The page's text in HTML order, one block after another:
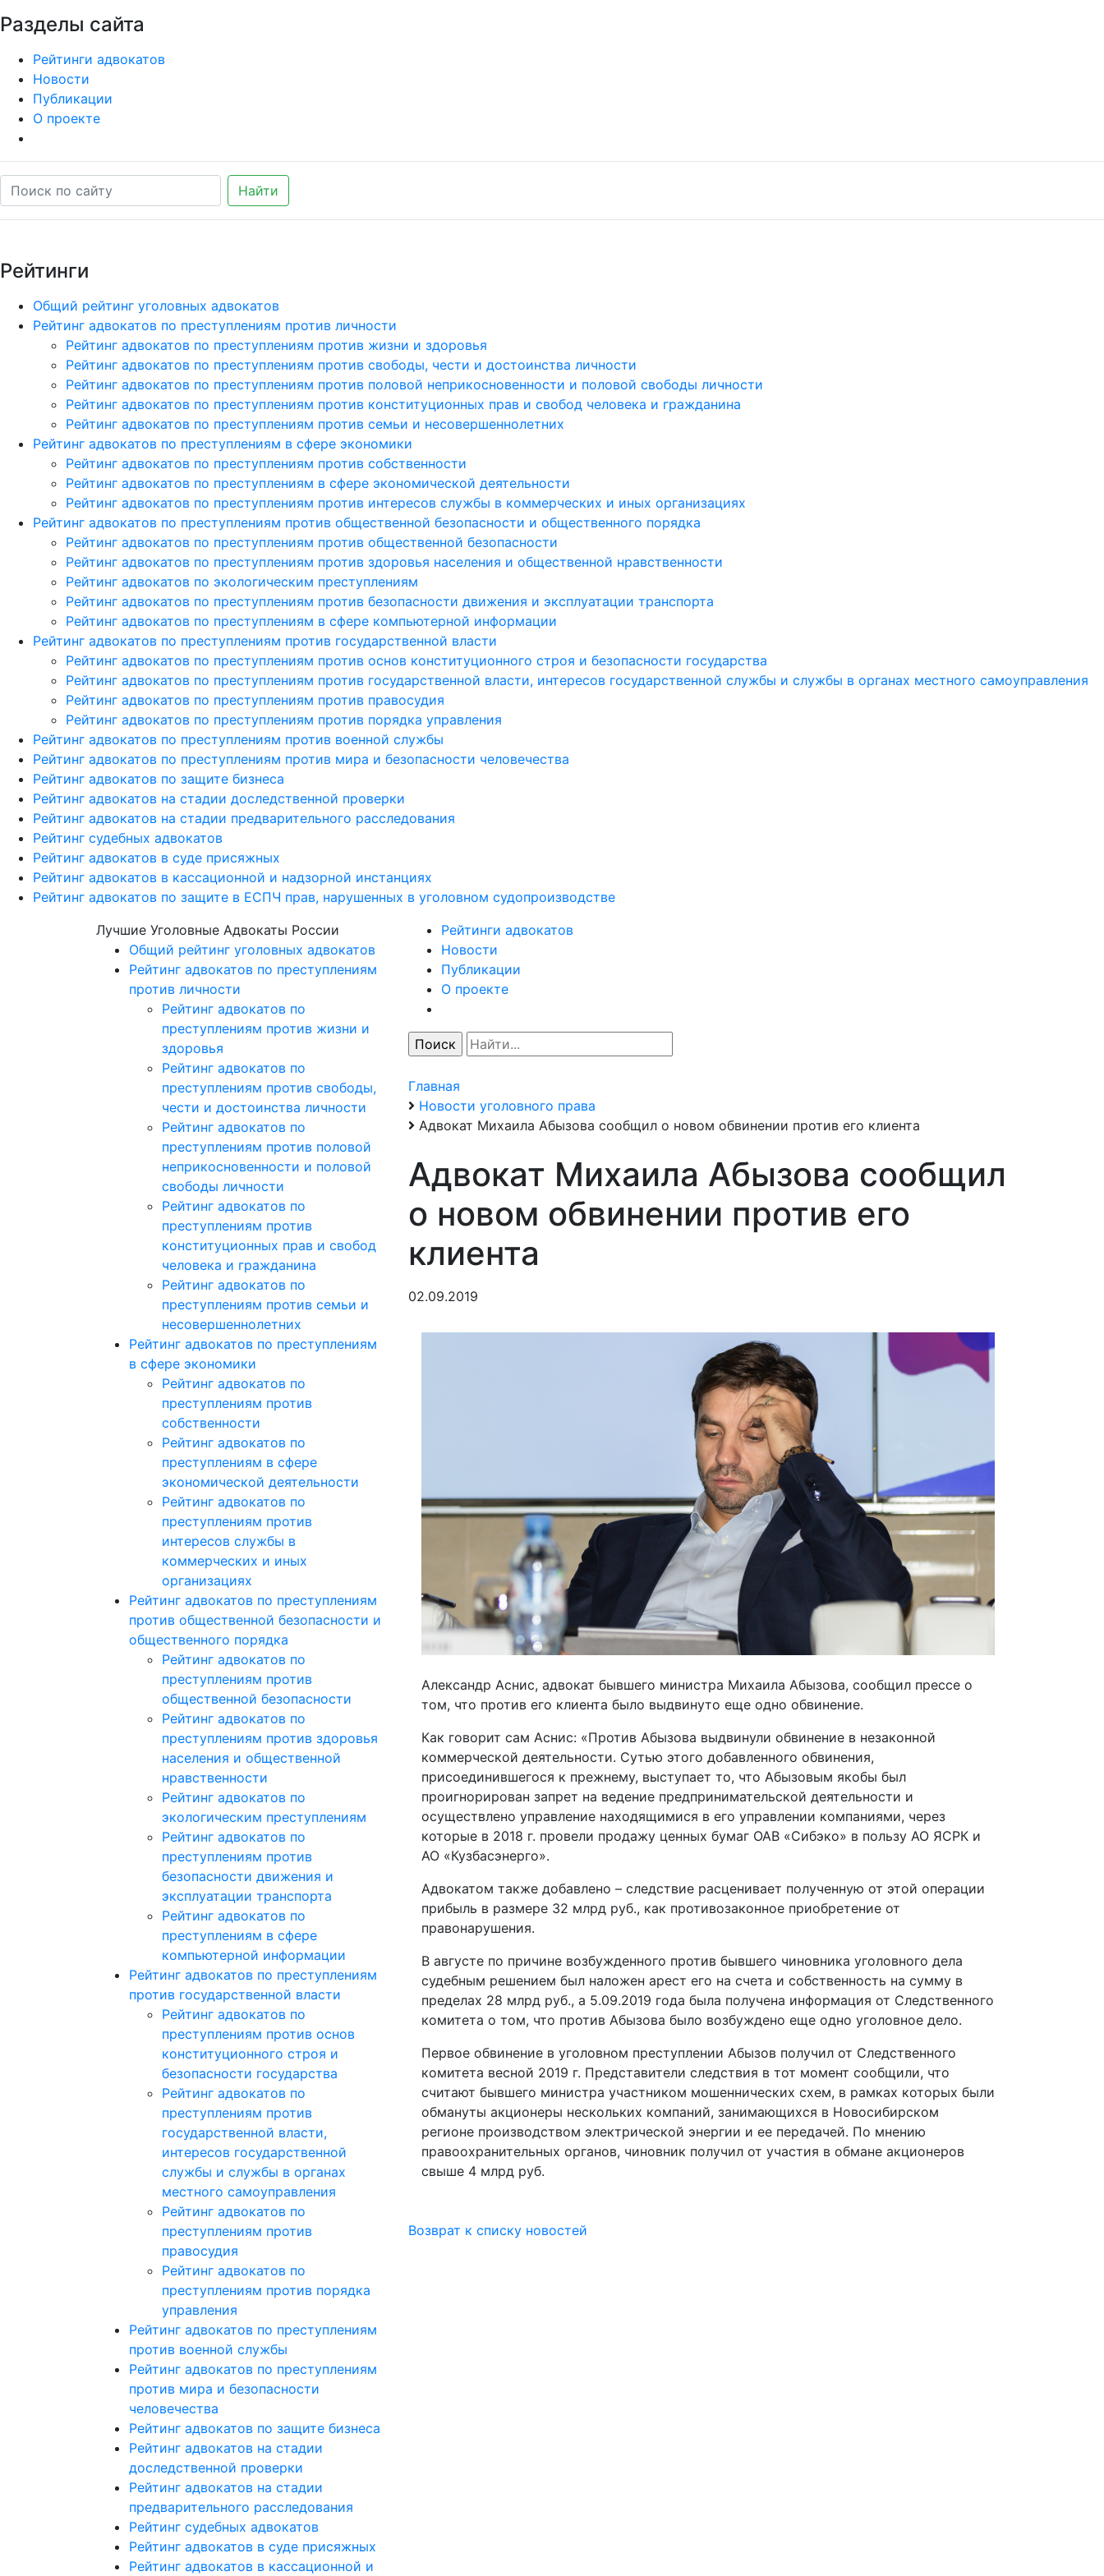
Разделы сайта
Рейтинги адвокатов
Новости
Публикации
О проекте
Найти
Рейтинги
Общий рейтинг уголовных адвокатов
Рейтинг адвокатов по преступлениям против личности
Рейтинг адвокатов по преступлениям против жизни и здоровья
Рейтинг адвокатов по преступлениям против свободы, чести и достоинства личности
Рейтинг адвокатов по преступлениям против половой неприкосновенности и половой свободы личности
Рейтинг адвокатов по преступлениям против конституционных прав и свобод человека и гражданина
Рейтинг адвокатов по преступлениям против семьи и несовершеннолетних
Рейтинг адвокатов по преступлениям в сфере экономики
Рейтинг адвокатов по преступлениям против собственности
Рейтинг адвокатов по преступлениям в сфере экономической деятельности
Рейтинг адвокатов по преступлениям против интересов службы в коммерческих и иных организациях
Рейтинг адвокатов по преступлениям против общественной безопасности и общественного порядка
Рейтинг адвокатов по преступлениям против общественной безопасности
Рейтинг адвокатов по преступлениям против здоровья населения и общественной нравственности
Рейтинг адвокатов по экологическим преступлениям
Рейтинг адвокатов по преступлениям против безопасности движения и эксплуатации транспорта
Рейтинг адвокатов по преступлениям в сфере компьютерной информации
Рейтинг адвокатов по преступлениям против государственной власти
Рейтинг адвокатов по преступлениям против основ конституционного строя и безопасности государства
Рейтинг адвокатов по преступлениям против государственной власти, интересов государственной службы и службы в органах местного самоуправления
Рейтинг адвокатов по преступлениям против правосудия
Рейтинг адвокатов по преступлениям против порядка управления
Рейтинг адвокатов по преступлениям против военной службы
Рейтинг адвокатов по преступлениям против мира и безопасности человечества
Рейтинг адвокатов по защите бизнеса
Рейтинг адвокатов на стадии доследственной проверки
Рейтинг адвокатов на стадии предварительного расследования
Рейтинг судебных адвокатов
Рейтинг адвокатов в суде присяжных
Рейтинг адвокатов в кассационной и надзорной инстанциях
Рейтинг адвокатов по защите в ЕСПЧ прав, нарушенных в уголовном судопроизводстве
Лучшие Уголовные Адвокаты России
Общий рейтинг уголовных адвокатов
Рейтинг адвокатов по преступлениям
против личности
Рейтинг адвокатов по
преступлениям против жизни и
здоровья
Рейтинг адвокатов по
преступлениям против свободы,
чести и достоинства личности
Рейтинг адвокатов по
преступлениям против половой
неприкосновенности и половой
свободы личности
Рейтинг адвокатов по
преступлениям против
конституционных прав и свобод
человека и гражданина
Рейтинг адвокатов по
преступлениям против семьи и
несовершеннолетних
Рейтинг адвокатов по преступлениям
в сфере экономики
Рейтинг адвокатов по
преступлениям против
собственности
Рейтинг адвокатов по
преступлениям в сфере
экономической деятельности
Рейтинг адвокатов по
преступлениям против
интересов службы в
коммерческих и иных
организациях
Рейтинг адвокатов по преступлениям
против общественной безопасности и
общественного порядка
Рейтинг адвокатов по
преступлениям против
общественной безопасности
Рейтинг адвокатов по
преступлениям против здоровья
населения и общественной
нравственности
Рейтинг адвокатов по
экологическим преступлениям
Рейтинг адвокатов по
преступлениям против
безопасности движения и
эксплуатации транспорта
Рейтинг адвокатов по
преступлениям в сфере
компьютерной информации
Рейтинг адвокатов по преступлениям
против государственной власти
Рейтинг адвокатов по
преступлениям против основ
конституционного строя и
безопасности государства
Рейтинг адвокатов по
преступлениям против
государственной власти,
интересов государственной
службы и службы в органах
местного самоуправления
Рейтинг адвокатов по
преступлениям против
правосудия
Рейтинг адвокатов по
преступлениям против порядка
управления
Рейтинг адвокатов по преступлениям
против военной службы
Рейтинг адвокатов по преступлениям
против мира и безопасности
человечества
Рейтинг адвокатов по защите бизнеса
Рейтинг адвокатов на стадии
доследственной проверки
Рейтинг адвокатов на стадии
предварительного расследования
Рейтинг судебных адвокатов
Рейтинг адвокатов в суде присяжных
Рейтинг адвокатов в кассационной и
Рейтинги адвокатов
Новости
Публикации
О проекте
Главная
Новости уголовного права
Адвокат Михаила Абызова сообщил о новом обвинении против его клиента
Адвокат Михаила Абызова сообщил
о новом обвинении против его
клиента
02.09.2019
Александр Аснис, адвокат бывшего министра Михаила Абызова, сообщил прессе о
том, что против его клиента было выдвинуто еще одно обвинение.
Как говорит сам Аснис: «Против Абызова выдвинули обвинение в незаконной
коммерческой деятельности. Сутью этого добавленного обвинения,
присоединившегося к прежнему, выступает то, что Абызовым якобы был
проигнорирован запрет на ведение предпринимательской деятельности и
осуществлено управление находящимися в его управлении компаниями, через
которые в 2018 г. провели продажу ценных бумаг ОАВ «Сибэко» в пользу АО ЯСРК и
АО «Кузбасэнерго».
Адвокатом также добавлено – следствие расценивает полученную от этой операции
прибыль в размере 32 млрд руб., как противозаконное приобретение от
правонарушения.
В августе по причине возбужденного против бывшего чиновника уголовного дела
судебным решением был наложен арест его на счета и собственность на сумму в
пределах 28 млрд руб., а 5.09.2019 года была получена информация от Следственного
комитета о том, что против Абызова было возбуждено еще одно уголовное дело.
Первое обвинение в уголовном преступлении Абызов получил от Следственного
комитета весной 2019 г. Представители следствия в тот момент сообщили, что
считают бывшего министра участником мошеннических схем, в рамках которых были
обмануты акционеры нескольких компаний, занимающихся в Новосибирском
регионе производством электрической энергии и ее передачей. По мнению
правоохранительных органов, чиновник получил от участия в обмане акционеров
свыше 4 млрд руб.
Возврат к списку новостей